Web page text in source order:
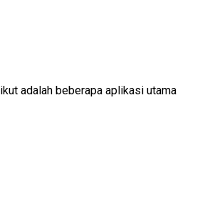
adalah beberapa aplikasi utama